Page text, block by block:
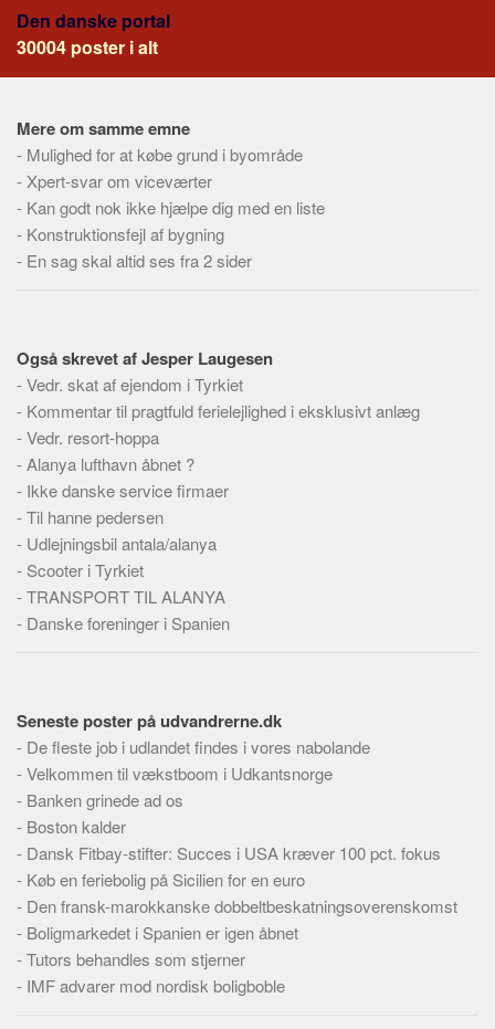
Transport
Alle
Køb og salg
Økonomi
Jura og regler
Skatter og afgifter
Statistik
Meta
Dokumenttyper
Emner
Skribenter
Personer
Steder
Kilder
Om
Forhistorien
Redigering
Tekstannoncer
Bannere
Hjælp
Den danske portal
30004 poster i alt
Mere om samme emne
- Mulighed for at købe grund i byområde
- Xpert-svar om viceværter
- Kan godt nok ikke hjælpe dig med en liste
- Konstruktionsfejl af bygning
- En sag skal altid ses fra 2 sider
Også skrevet af Jesper Laugesen
-Vedr. skat af ejendom i Tyrkiet
- Kommentar til pragtfuld ferielejlighed i eksklusivt anlæg
-Vedr. resort-hoppa
-Alanya lufthavn åbnet ?
- Ikke danske service firmaer
-Til hanne pedersen
- Udlejningsbil antala/alanya
- Scooter i Tyrkiet
-TRANSPORT TIL ALANYA
- Danske foreninger i Spanien
Seneste poster på udvandrerne.dk
- De fleste job i udlandet findes i vores nabolande
-Velkommen til vækstboom i Udkantsnorge
- Banken grinede ad os
- Boston kalder
- Dansk Fitbay-stifter: Succes i USA kræver 100 pct. fokus
- Køb en feriebolig på Sicilien for en euro
- Den fransk-marokkanske dobbeltbeskatningsoverenskomst
- Boligmarkedet i Spanien er igen åbnet
-Tutors behandles som stjerner
- IMF advarer mod nordisk boligboble